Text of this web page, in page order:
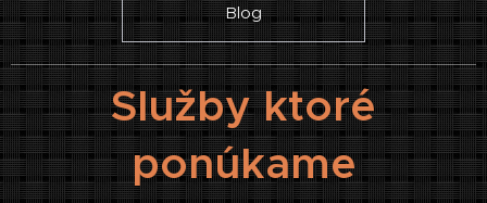
Blog
Služby ktoré
ponúkame